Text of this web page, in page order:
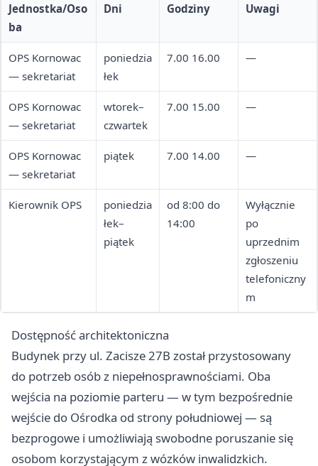
Jednostka/Oso
ba
Dni Godziny Uwagi
OPS Kornowac
— sekretariat
poniedzia
łek
7.00 16.00 —
OPS Kornowac
— sekretariat
wtorek–
czwartek
7.00 15.00 —
OPS Kornowac
— sekretariat
piątek 7.00 14.00 —
Kierownik OPS
poniedzia
łek–
piątek
od 8:00 do
14:00
Wyłącznie
po
uprzednim
zgłoszeniu
telefoniczny
m
Dostępność architektoniczna
Budynek przy ul. Zacisze 27B został przystosowany
do potrzeb osób z niepełnosprawnościami. Oba
wejścia na poziomie parteru — w tym bezpośrednie
wejście do Ośrodka od strony południowej — są
bezprogowe i umożliwiają swobodne poruszanie się
osobom korzystającym z wózków inwalidzkich.